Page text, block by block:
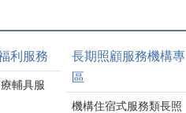
利服務
輔具服
長期照顧服務機構專
區
機構住宿式服務類長照